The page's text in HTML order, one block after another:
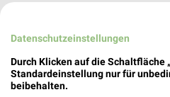
Datenschutzeinstellungen
Durch Klicken auf die Schaltfläche
Standardeinstellung nur für
beibehalten.